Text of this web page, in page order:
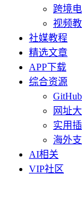
跨境
视频
社媒教程
精选文章
APP下载
综合资源
网址
实用
海外
AI相关
VIP社区